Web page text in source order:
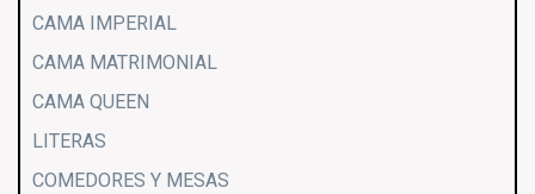
CAMA IMPERIAL
CAMA MATRIMONIAL
CAMA QUEEN
LITERAS
COMEDORES Y MESAS